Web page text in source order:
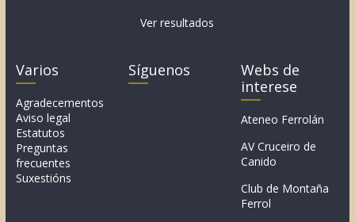
Ver resultados
Varios
Agradecementos
Aviso legal
Estatutos
Preguntas
frecuentes
Suxestións
Síguenos
Webs de
interese
Ateneo Ferrolán
AV Cruceiro de
Canido
Club de Montaña
Ferrol